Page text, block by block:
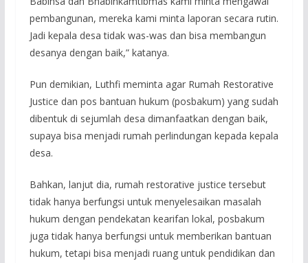
pembangunan, mereka kami minta laporan secara rutin.
Jadi kepala desa tidak was-was dan bisa membangun
desanya dengan baik,” katanya.
Pun demikian, Luthfi meminta agar Rumah Restorative
Justice dan pos bantuan hukum (posbakum) yang sudah
dibentuk di sejumlah desa dimanfaatkan dengan baik,
supaya bisa menjadi rumah perlindungan kepada kepala
desa.
Bahkan, lanjut dia, rumah restorative justice tersebut
tidak hanya berfungsi untuk menyelesaikan masalah
hukum dengan pendekatan kearifan lokal, posbakum
juga tidak hanya berfungsi untuk memberikan bantuan
hukum, tetapi bisa menjadi ruang untuk pendidikan dan